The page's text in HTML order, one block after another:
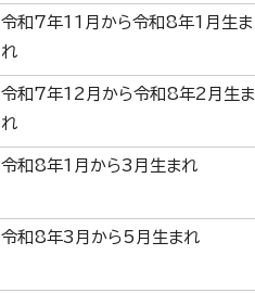
令和7年11月から令和8年1月生ま
れ
令和7年12月から令和8年2月生ま
れ
令和8年1月から3月生まれ
令和8年3月から5月生まれ